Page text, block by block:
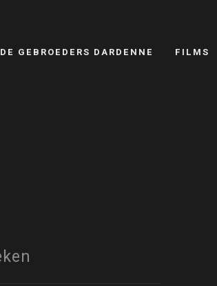
DE GEBROEDERS DARDENNE FILMS